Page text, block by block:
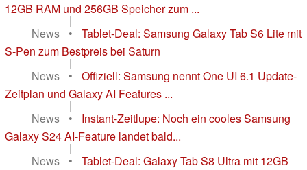
12GB RAM und 256GB Speicher zum ...
|
News
•
Tablet-Deal: Samsung Galaxy Tab S6 Lite mit
S-Pen zum Bestpreis bei Saturn
|
News
•
Offiziell: Samsung nennt One UI 6.1 Update-
Zeitplan und Galaxy AI Features ...
|
News
•
Instant-Zeitlupe: Noch ein cooles Samsung
Galaxy S24 AI-Feature landet bald...
|
News
•
Tablet-Deal: Galaxy Tab S8 Ultra mit 12GB